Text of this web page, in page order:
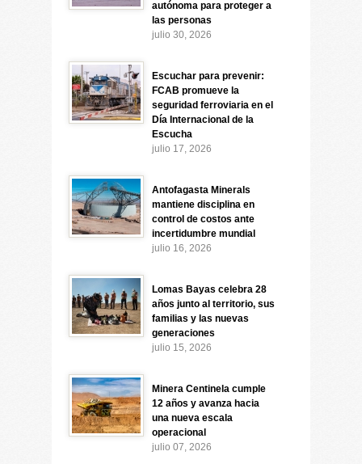
autónoma para proteger a
las personas
julio 30, 2026
Escuchar para prevenir:
FCAB promueve la
seguridad ferroviaria en el
Día Internacional de la
Escucha
julio 17, 2026
Antofagasta Minerals
mantiene disciplina en
control de costos ante
incertidumbre mundial
julio 16, 2026
Lomas Bayas celebra 28
años junto al territorio, sus
familias y las nuevas
generaciones
julio 15, 2026
Minera Centinela cumple
12 años y avanza hacia
una nueva escala
operacional
julio 07, 2026